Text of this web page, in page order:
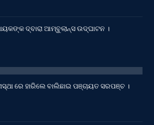
ଦ୍ବାରା ଆମ୍ବୁଲାନ୍ସ ଉଦ୍‌ଘାଟନ ।
ରେ ହାରିଲେ ବାଲିଛାଇ ପଞ୍ଚାୟତ ସରପଞ୍ଚ ।